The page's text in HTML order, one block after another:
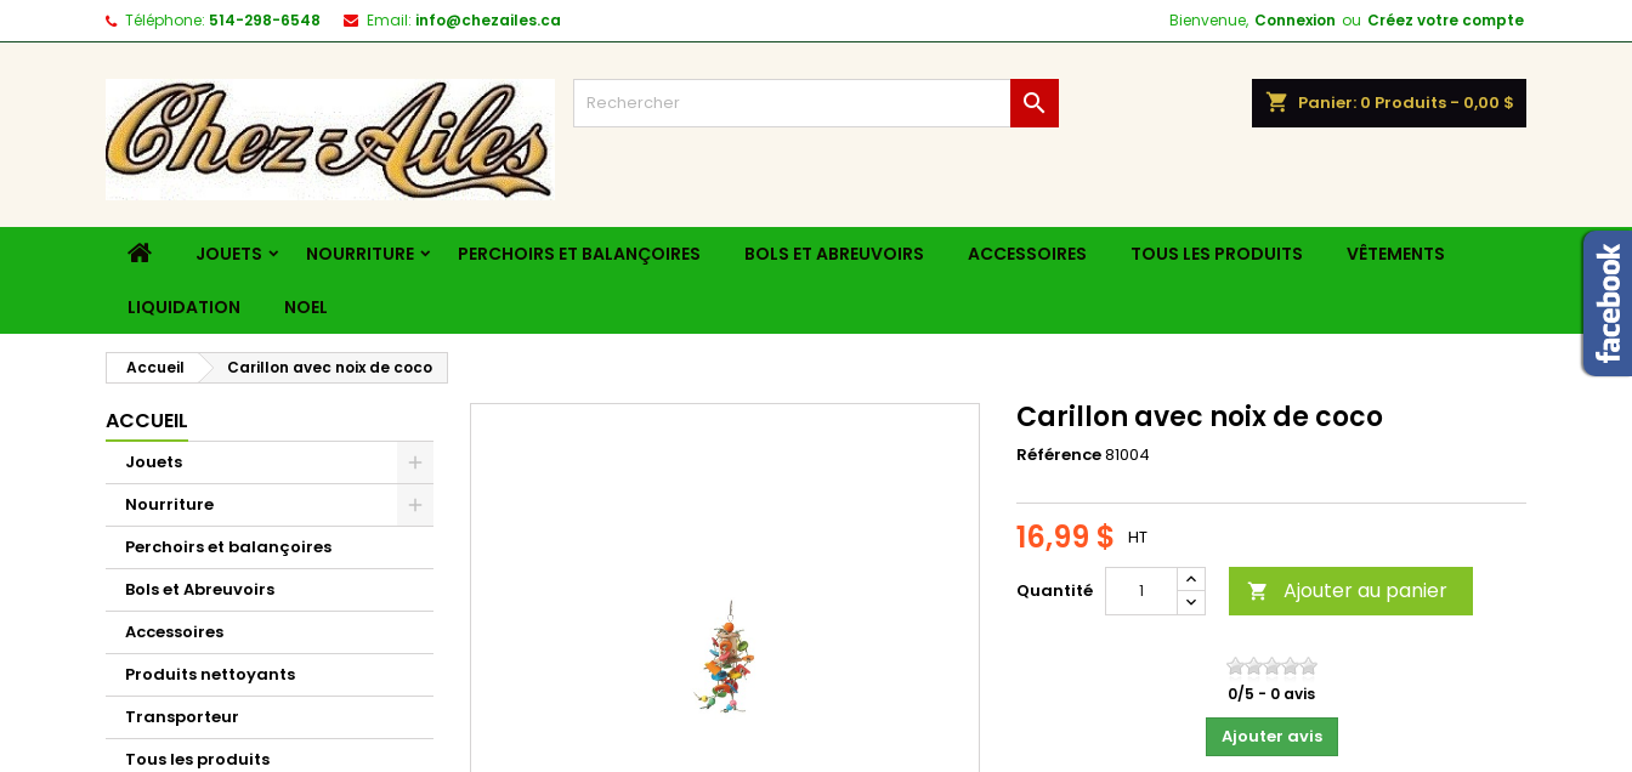
Téléphone: 514-298-6548 Email: info@chezailes.ca Bienvenue, Connexion ou Créez votre compte
shopping_cart Panier: 0 Produits - 0,00 $

JOUETS NOURRITURE PERCHOIRS ET BALANÇOIRES BOLS ET ABREUVOIRS ACCESSOIRES TOUS LES PRODUITS VÊTEMENTS
LIQUIDATION NOEL
Accueil Carillon avec noix de coco
ACCUEIL
Jouets
Nourriture
Perchoirs et balançoires
Bols et Abreuvoirs
Accessoires
Produits nettoyants
Transporteur
Tous les produits
Carillon avec noix de coco
Référence81004
16,99 $ HT
Quantité  Ajouter au panier
0/5 - 0 avis
Ajouter avis